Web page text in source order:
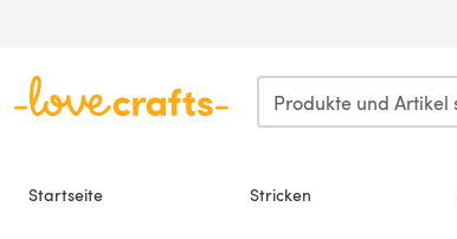
Startseite Stricken